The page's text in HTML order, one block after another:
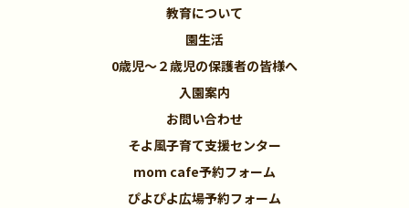
教育について
園生活
0歳児～２歳児の保護者の皆様へ
入園案内
お問い合わせ
そよ風子育て支援センター
mom cafe予約フォーム
ぴよぴよ広場予約フォーム